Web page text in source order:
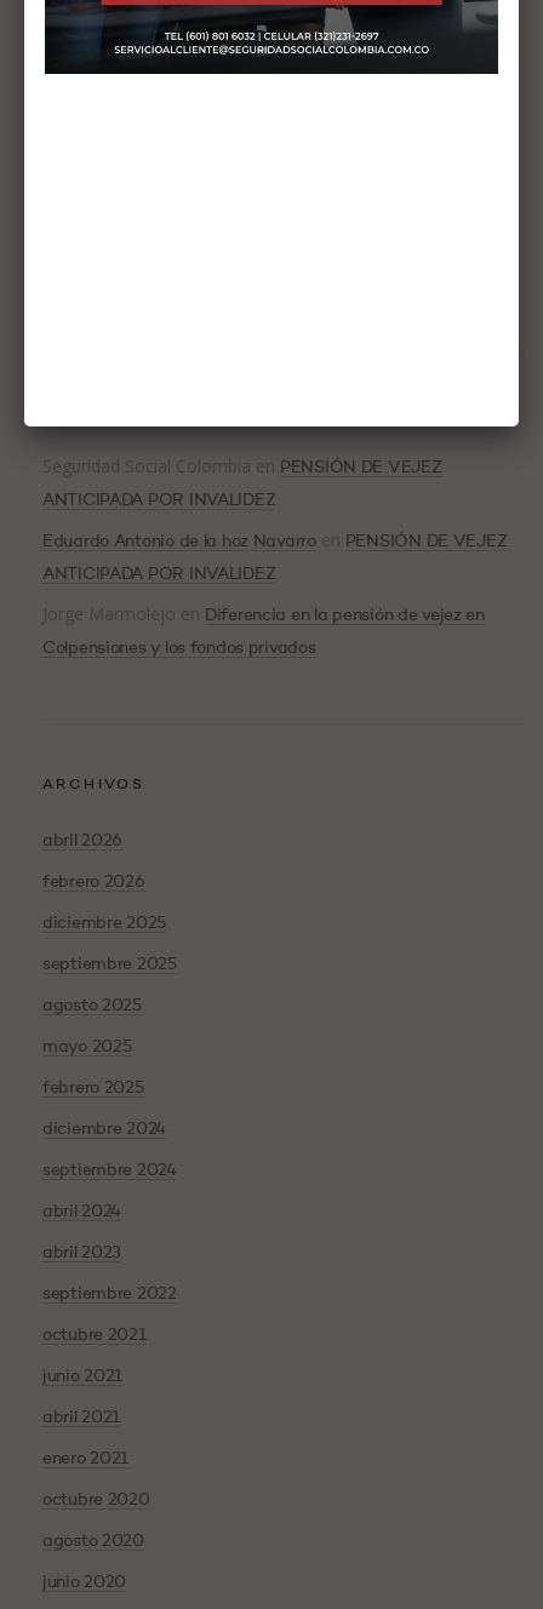
Acción persuasiva de la UGPP por correo: ¿Cómo responder
correctamente en 2026?
Seguridad Social Colombia en PENSIÓN DE VEJEZ
ANTICIPADA POR INVALIDEZ
Eduardo Antonio de la hoz Navarroen PENSIÓN DE VEJEZ
ANTICIPADA POR INVALIDEZ
Jorge Marmolejo en Diferencia en la pensión de vejez en
Colpensiones y los fondos privados
ARCHIVOS
abril 2026
febrero 2026
diciembre 2025
septiembre 2025
agosto 2025
mayo 2025
febrero 2025
diciembre 2024
septiembre 2024
abril 2024
abril 2023
septiembre 2022
octubre 2021
junio 2021
abril 2021
enero 2021
octubre 2020
agosto 2020
junio 2020